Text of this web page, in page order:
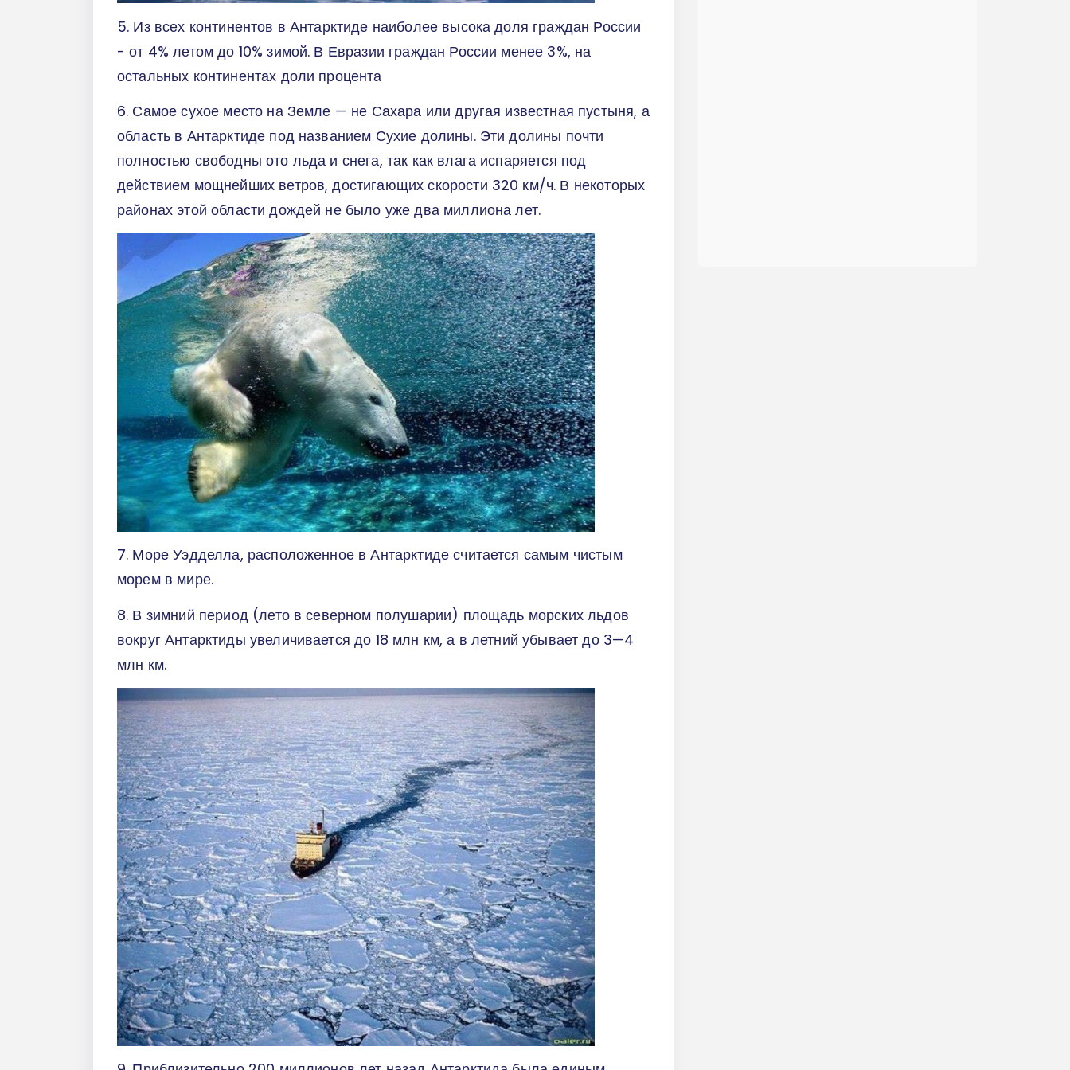
5. Из всех континентов в Антарктиде наиболее высока доля граждан России
- от 4% летом до 10% зимой. В Евразии граждан России менее 3%, на
остальных континентах доли процента
6. Самое сухое место на Земле — не Сахара или другая известная пустыня, а
область в Антарктиде под названием Сухие долины. Эти долины почти
полностью свободны ото льда и снега, так как влага испаряется под
действием мощнейших ветров, достигающих скорости 320 км/ч. В некоторых
районах этой области дождей не было уже два миллиона лет.
7. Море Уэдделла, расположенное в Антарктиде считается самым чистым
морем в мире.
8. В зимний период (лето в северном полушарии) площадь морских льдов
вокруг Антарктиды увеличивается до 18 млн км, а в летний убывает до 3—4
млн км.